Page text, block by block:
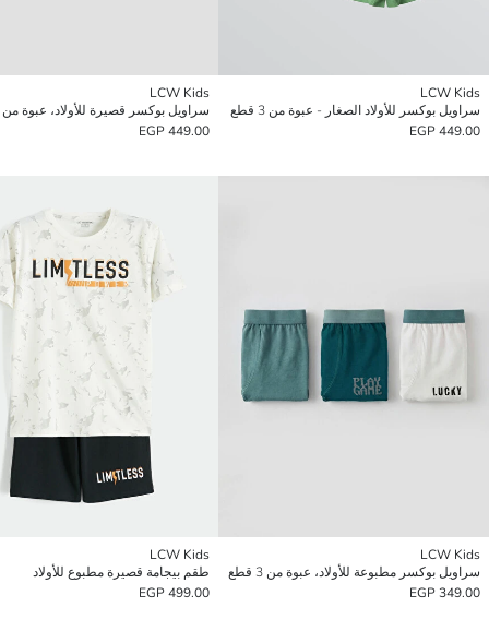
LCW Kids
سراويل بوكسر للأولاد الصغار - عبوة من 3 قطع
449.00 EGP
LCW Kids
سراويل بوكسر قصيرة للأولاد، عبوة من 3 قطع
449.00 EGP
LCW Kids
سراويل بوكسر مطبوعة للأولاد، عبوة من 3 قطع
349.00 EGP
LCW Kids
طقم بيجامة قصيرة مطبوع للأولاد
499.00 EGP